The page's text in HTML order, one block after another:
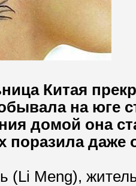
Китая
на юге
домой она
поразила
(Li Meng),